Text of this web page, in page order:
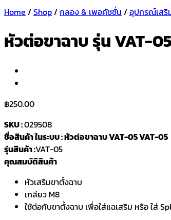
Home / Shop/ กลอง & เพอคัชชั่น / อุปกรณ์เสริ
หัวต่อขาฉาบ รุ่น VAT-05
฿250.00
SKU :029508
ชื่อสินค้า ในระบบ : หัวต่อขาฉาบ VAT-05 VAT-05
รุ่นสินค้า :VAT-05
คุณสมบัติสินค้า
หัวเสริมขาตั้งฉาบ
เกลียว M8
ใช้ต่อกับขาตั้งฉาบ เพื่อใส่แฉเสริม หรือ ใส่